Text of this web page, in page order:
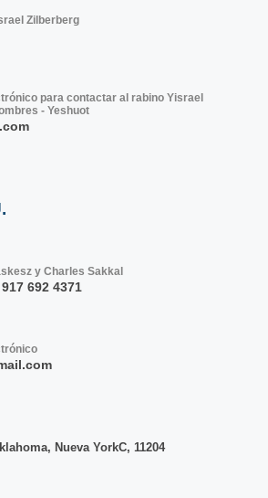
Zilberberg
para contactar al rabino Yisrael
- Yeshuot
y Charles Sakkal
692 4371
Nueva YorkC, 11204